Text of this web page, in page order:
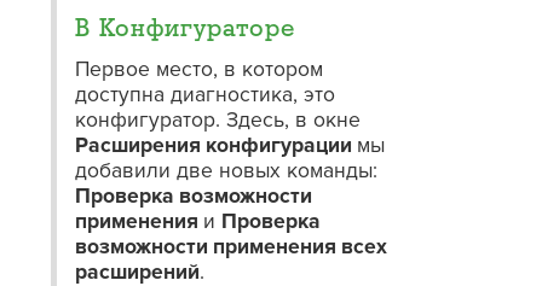
В Конфигураторе
Первое место, в котором
доступна диагностика, это
конфигуратор. Здесь, в окне
Расширения конфигурации мы
добавили две новых команды:
Проверка возможности
применения и Проверка
возможности применения всех
расширений.